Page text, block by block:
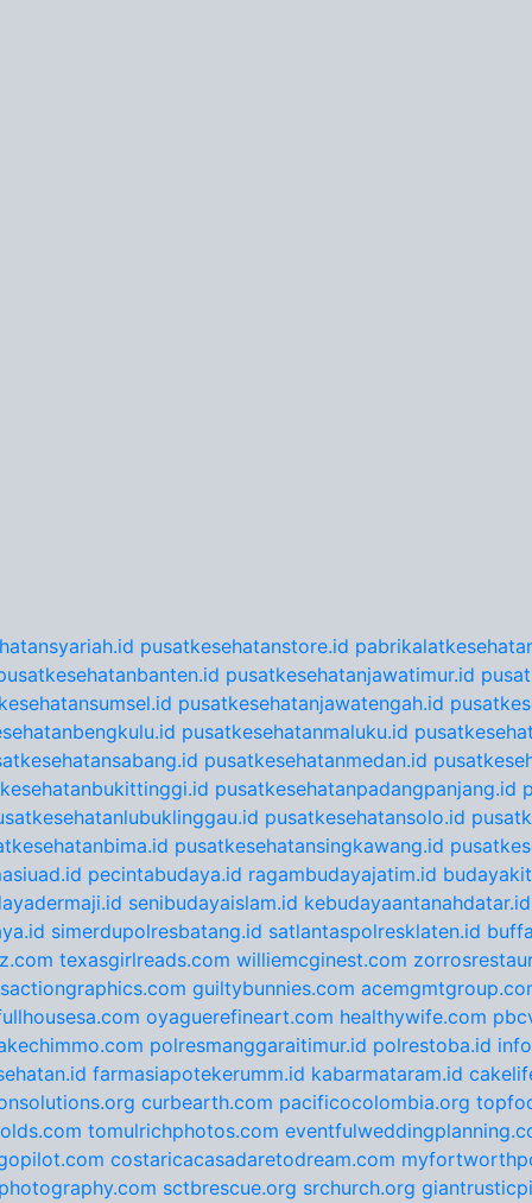
pusatkesehatanstore.id
pusatkesehatanjawatimur.id
pusatkesehatanjawatengah.id
pusatkesehatanmaluku.id
pusatkesehatanmedan.id
pusatkesehatanpadangpanjang.id
pusatkesehatansolo.id
pusatkesehatansingkawang.id
pecintabudaya.id ragambudayajatim.id
senibudayaislam.id kebudayaantanahdatar.id
simerdupolresbatang.id satlantaspolresklaten.id
texasgirlreads.com williemcginest.com
guiltybunnies.com
oyaguerefineart.com healthywife.com
polresmanggaraitimur.id polrestoba.id
farmasiapotekerumm.id kabarmataram.id
curbearth.com pacificocolombia.org
tomulrichphotos.com
costaricacasadaretodream.com
sctbrescue.org srchurch.org